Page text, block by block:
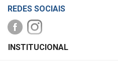
REDES SOCIAIS
PAGAMENTO
INSTITUCIONAL